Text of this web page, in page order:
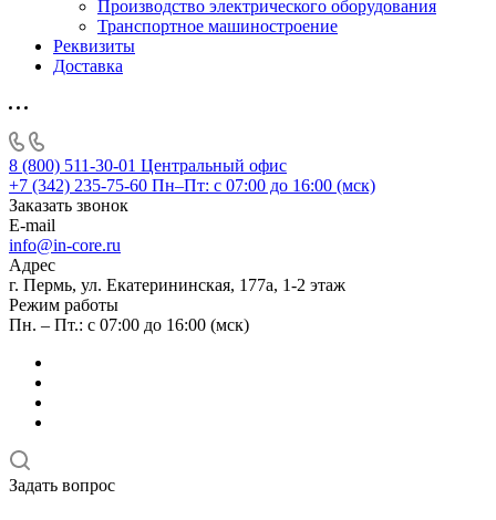
Производство электрического оборудования
Транспортное машиностроение
Реквизиты
Доставка
8 (800) 511-30-01 Центральный офис
+7 (342) 235-75-60 Пн–Пт: с 07:00 до 16:00 (мск)
Заказать звонок
E-mail
info@in-core.ru
Адрес
г. Пермь, ул. ​Екатерининская, 177а, ​1-2 этаж
Режим работы
Пн. – Пт.: с 07:00 до 16:00 (мск)
Задать вопрос